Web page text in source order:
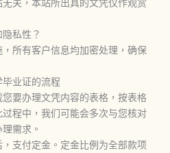
关，本站所出具的文凭仅作观赏
私性？
所有客户信息均加密处理，确保
业证的流程
要办理文凭内容的表格，按表格
程中，我们可能会多次与您核对
需求。
支付定金。定金比例为全部款项